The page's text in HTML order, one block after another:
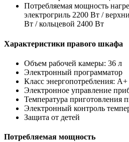
Потребляемая мощность
электрогриль 2200 Вт /
Вт / кольцевой 2400 Вт
Характеристики правого шкафа
Объем рабочей камеры: 36 л
Электронный программатор
Класс энергопотребления: A+
Электронное управление
Температура приготовления
Электронный контроль
Защита от детей
Потребляемая мощность